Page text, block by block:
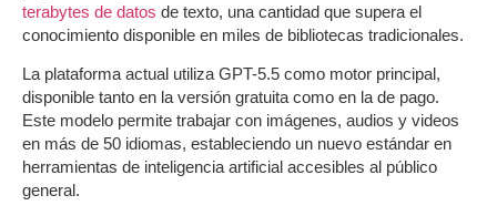
terabytes de datos de texto, una cantidad que supera el
conocimiento disponible en miles de bibliotecas tradicionales.
La plataforma actual utiliza GPT-5.5 como motor principal,
disponible tanto en la versión gratuita como en la de pago.
Este modelo permite trabajar con imágenes, audios y videos
en más de 50 idiomas, estableciendo un nuevo estándar en
herramientas de inteligencia artificial accesibles al público
general.